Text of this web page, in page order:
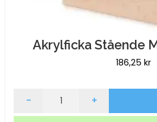
Akrylficka Stående
186,25 kr
Akrylficka
- +